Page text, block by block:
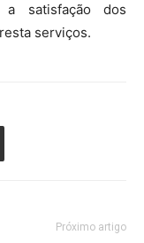
satisfação dos
serviços.
Próximo artigo